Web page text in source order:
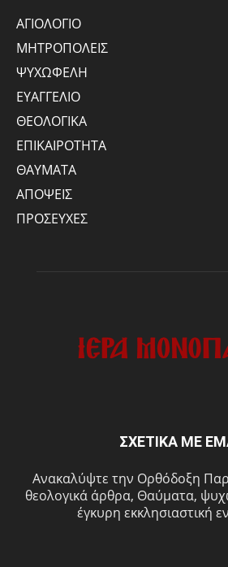
ΑΓΙΟΛΟΓΙΟ
ΜΗΤΡΟΠΟΛΕΙΣ
ΨΥΧΩΦΕΛΗ
ΕΥΑΓΓΕΛΙΟ
ΘΕΟΛΟΓΙΚΑ
ΕΠΙΚΑΙΡΟΤΗΤΑ
ΘΑΥΜΑΤΑ
ΑΠΟΨΕΙΣ
ΠΡΟΣΕΥΧΕΣ
ΣΧΕΤΙΚΑ ΜΕ
Ανακαλύψτε την Ορθόδοξη
θεολογικά άρθρα, Θαύματα,
έγκυρη εκκλησιαστική